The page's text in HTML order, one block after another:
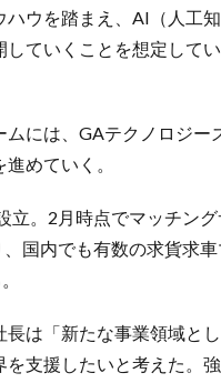
ウを踏まえ、AI（人工
していくことを想定して
ムには、GAテクノロジ
めていく。
立。2月時点でマッチン
国内でも有数の求貨求
長は「新たな事業領域と
を支援したいと考えた。